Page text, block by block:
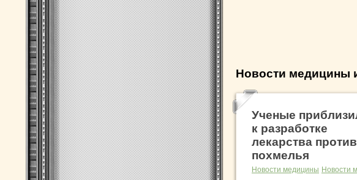
Новости медицины
Ученые
к разработке
лекарства против
похмелья
Новости медицины Новости